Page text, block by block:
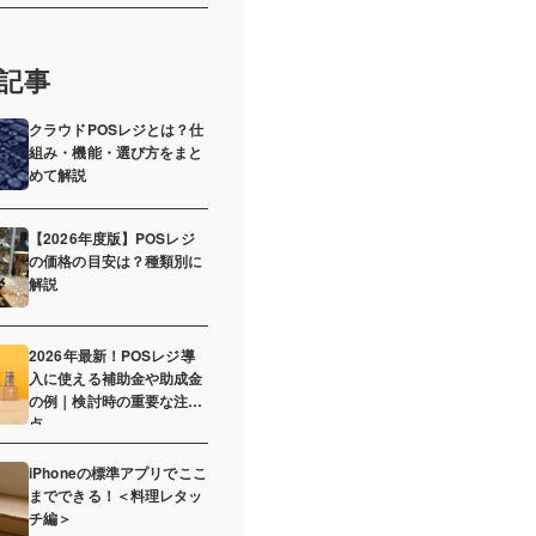
事
クラウドPOSレジとは？仕
組み・機能・選び方をまと
めて解説
【2026年度版】POSレジ
の価格の目安は？種類別に
解説
2026年最新！POSレジ導
入に使える補助金や助成金
の例｜検討時の重要な注意
点
iPhoneの標準アプリでここ
までできる！＜料理レタッ
チ編＞